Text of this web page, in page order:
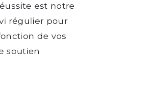
est notre
régulier pour
de vos
soutien